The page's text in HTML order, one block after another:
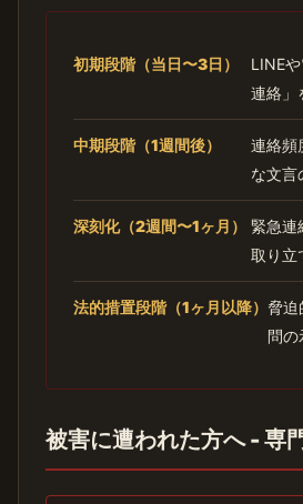
初期段階（当日〜3日）
LINE
連絡」
中期段階（1週間後）
連絡頻
な文言
深刻化（2週間〜1ヶ月）
緊急連
取り立
法的措置段階（1ヶ月以降） 脅迫
問の
被害に遭われた方へ - 専